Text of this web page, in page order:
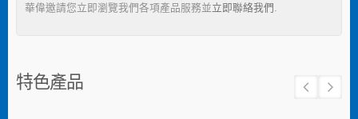
華偉邀請您立即瀏覽我們各項產品服務並立即聯絡我們
特色產品